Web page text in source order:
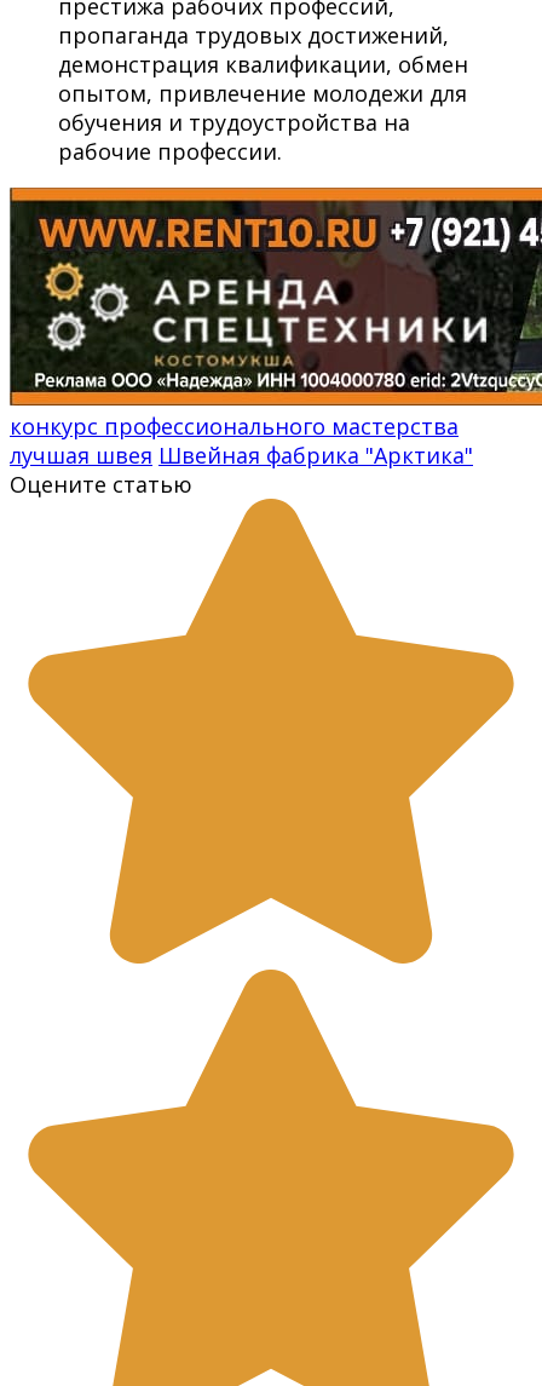
престижа рабочих профессий,
пропаганда трудовых достижений,
демонстрация квалификации, обмен
опытом, привлечение молодежи для
обучения и трудоустройства на
рабочие профессии.
конкурс профессионального мастерства
лучшая швея Швейная фабрика "Арктика"
Оцените статью